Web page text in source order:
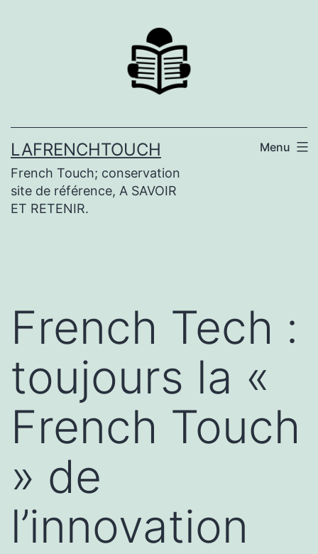
LAFRENCHTOUCH
French Touch; conservation
site de référence, A SAVOIR
ET RETENIR.
Menu
French Tech :
toujours la «
French Touch
» de
l’innovation